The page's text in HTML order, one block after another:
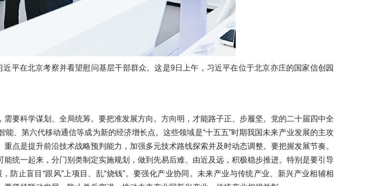
平在北京考察并看望慰问基层干部群众。这是9日上午，习近平在位于北京亦庄的国家信创园
要科学谋划、全局统筹。要把准发展方向。方向明，才能路子正、步履坚。党的二十届四中全
、第六代移动通信等成为新的经济增长点。这些领域是“十五五”时期我国未来产业发展的主攻
点是提升前沿技术战略预判能力，加强多元技术路线探索并及时动态调整。要把握发展节奏。
统一起来，分门别类制定实施规划，做到先易后难、由近及远，积极稳步推进。特别是要引导
止盲目“跟风”上项目、乱“烧钱”。要强化产业协同。未来产业与传统产业、新兴产业相辅相